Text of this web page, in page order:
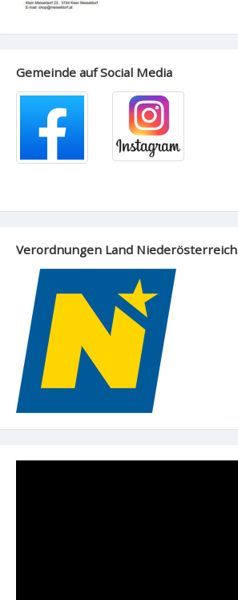
Gemeinde auf Social Media
Verordnungen Land Niederösterreich